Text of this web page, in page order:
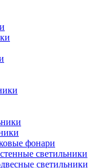
фонари
светильники
светильники